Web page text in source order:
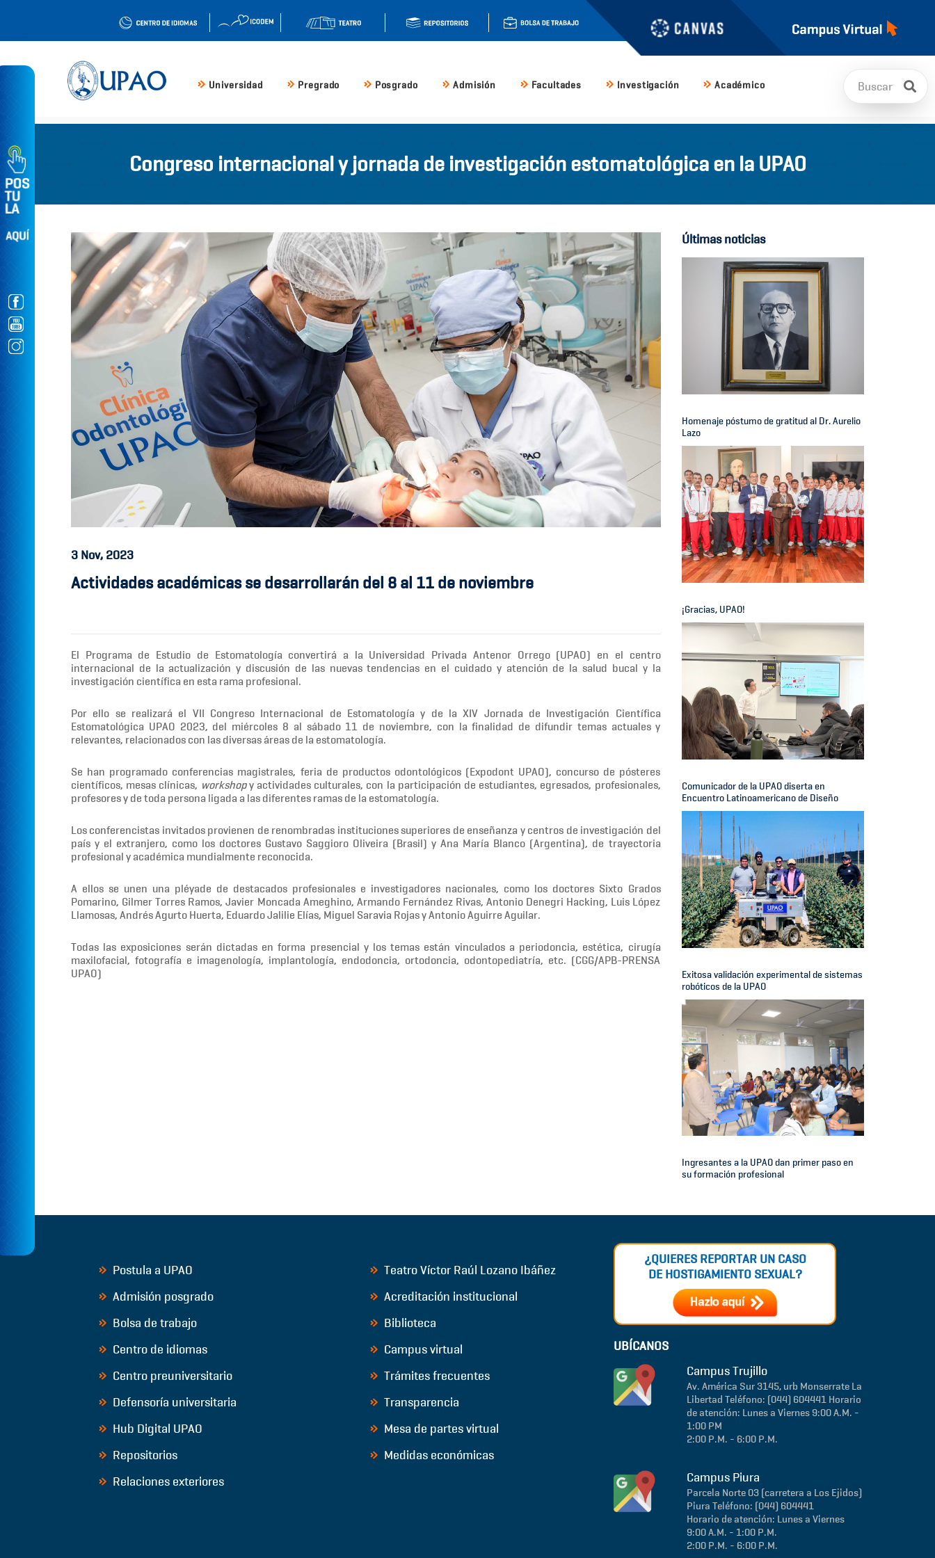
Universidad Pregrado Posgrado Admisión Facultades Investigación Académico
Congreso internacional y jornada de investigación estomatológica en la UPAO
3 Nov, 2023
Actividades académicas se desarrollarán del 8 al 11 de noviembre
El Programa de Estudio de Estomatología convertirá a la Universidad Privada Antenor Orrego (UPAO) en el centro
internacional de la actualización y discusión de las nuevas tendencias en el cuidado y atención de la salud bucal y la
investigación científica en esta rama profesional.
Por ello se realizará el VII Congreso Internacional de Estomatología y de la XIV Jornada de Investigación Científica
Estomatológica UPAO 2023, del miércoles 8 al sábado 11 de noviembre, con la finalidad de difundir temas actuales y
relevantes, relacionados con las diversas áreas de la estomatología.
Se han programado conferencias magistrales, feria de productos odontológicos (Expodont UPAO), concurso de pósteres
científicos, mesas clínicas, workshopy actividades culturales, con la participación de estudiantes, egresados, profesionales,
profesores y de toda persona ligada a las diferentes ramas de la estomatología.
Los conferencistas invitados provienen de renombradas instituciones superiores de enseñanza y centros de investigación del
país y el extranjero, como los doctores Gustavo Saggioro Oliveira (Brasil) y Ana María Blanco (Argentina), de trayectoria
profesional y académica mundialmente reconocida.
A ellos se unen una pléyade de destacados profesionales e investigadores nacionales, como los doctores Sixto Grados
Pomarino, Gilmer Torres Ramos, Javier Moncada Ameghino, Armando Fernández Rivas, Antonio Denegri Hacking, Luis López
Llamosas, Andrés Agurto Huerta, Eduardo Jalilie Elías, Miguel Saravia Rojas y Antonio Aguirre Aguilar.
Todas las exposiciones serán dictadas en forma presencial y los temas están vinculados a periodoncia, estética, cirugía
maxilofacial, fotografía e imagenología, implantología, endodoncia, ortodoncia, odontopediatría, etc. (CGG/APB-PRENSA
UPAO)
Últimas noticias
Homenaje póstumo de gratitud al Dr. Aurelio
Lazo
¡Gracias, UPAO!
Comunicador de la UPAO diserta en
Encuentro Latinoamericano de Diseño
Exitosa validación experimental de sistemas
robóticos de la UPAO
Ingresantes a la UPAO dan primer paso en
su formación profesional
Postula a UPAO
Admisión posgrado
Bolsa de trabajo
Centro de idiomas
Centro preuniversitario
Defensoría universitaria
Hub Digital UPAO
Repositorios
Relaciones exteriores
Teatro Víctor Raúl Lozano Ibáñez
Acreditación institucional
Biblioteca
Campus virtual
Trámites frecuentes
Transparencia
Mesa de partes virtual
Medidas económicas
¿QUIERES REPORTAR UN CASO
DE HOSTIGAMIENTO SEXUAL?
UBÍCANOS
Campus Trujillo
Av. América Sur 3145, urb Monserrate La
Libertad Teléfono: (044) 604441 Horario
de atención: Lunes a Viernes 9:00 A.M. -
1:00 PM
2:00 P.M. - 6:00 P.M.
Campus Piura
Parcela Norte 03 (carretera a Los Ejidos)
Piura Teléfono: (044) 604441
Horario de atención: Lunes a Viernes
9:00 A.M. - 1:00 P.M.
2:00 P.M. - 6:00 P.M.